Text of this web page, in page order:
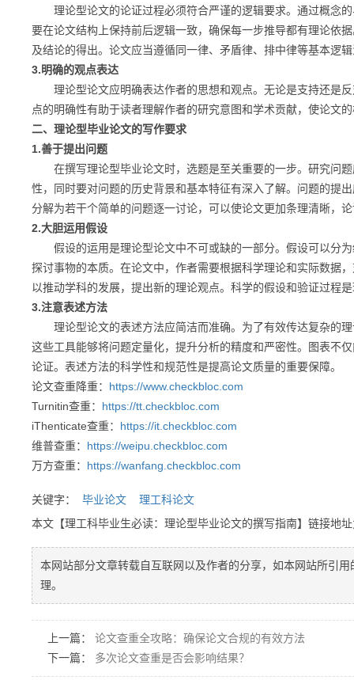
理论型论文的论证过程必须符合严谨的逻辑要求。通过概念的
要在论文结构上保持前后逻辑一致，确保每一步推导都有理论依
及结论的得出。论文应当遵循同一律、矛盾律、排中律等基本逻
3.明确的观点表达
理论型论文应明确表达作者的思想和观点。无论是支持还是反
点的明确性有助于读者理解作者的研究意图和学术贡献，使论文
二、理论型毕业论文的写作要求
1.善于提出问题
在撰写理论型毕业论文时，选题是至关重要的一步。研究问题
性，同时要对问题的历史背景和基本特征有深入了解。问题的提
分解为若干个简单的问题逐一讨论，可以使论文更加条理清晰，
2.大胆运用假设
假设的运用是理论型论文中不可或缺的一部分。假设可以分为
探讨事物的本质。在论文中，作者需要根据科学理论和实际数据
以推动学科的发展，提出新的理论观点。科学的假设和验证过程
3.注意表述方法
理论型论文的表述方法应简洁而准确。为了有效传达复杂的理
这些工具能够将问题定量化，提升分析的精度和严密性。图表不
论证。表述方法的科学性和规范性是提高论文质量的重要保障。
论文查重降重： https://www.checkbloc.com
Turnitin查重： https://tt.checkbloc.com
iThenticate查重： https://it.checkbloc.com
维普查重： https://weipu.checkbloc.com
万方查重： https://wanfang.checkbloc.com
关键字： 毕业论文
理工科论文
本文【理工科毕业生必读：理论型毕业论文的撰写指南】链接地
本网站部分文章转载自互联网以及作者的分享，如本网站所引
理。
上一篇： 论文查重全攻略：确保论文合规的有效方法
下一篇： 多次论文查重是否会影响结果？